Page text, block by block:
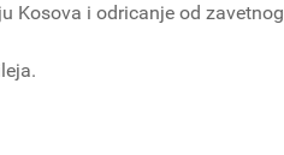
Kosova i odricanje od